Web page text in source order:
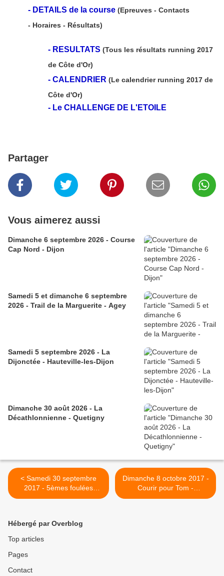
- DETAILS de la course (Epreuves - Contacts
- Horaires - Résultats)
- RESULTATS (Tous les résultats running 2017
de Côte d'Or)
- CALENDRIER (Le calendrier running 2017 de
Côte d'Or)
- Le CHALLENGE DE L'ETOILE
Partager
Vous aimerez aussi
Dimanche 6 septembre 2026 - Course
Cap Nord - Dijon
Samedi 5 et dimanche 6 septembre
2026 - Trail de la Marguerite - Agey
Samedi 5 septembre 2026 - La
Dijonctée - Hauteville-les-Dijon
Dimanche 30 août 2026 - La
Décathlonnienne - Quetigny
< Samedi 30 septembre
2017 - 5èmes foulées
vittelliennes - VITTEAUX -
Dimanche 8 octobre 2017 -
Courir pour Tom -
Montigny-Sur-Vingeanne >
Hébergé par Overblog
Top articles
Pages
Contact